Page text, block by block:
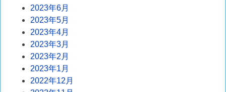
2023年6月
2023年5月
2023年4月
2023年3月
2023年2月
2023年1月
2022年12月